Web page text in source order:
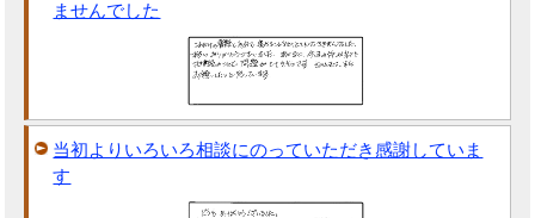
ませんでした
当初よりいろいろ相談にのっていただき感謝していま
す